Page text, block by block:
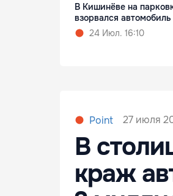
В Кишинёве на
взорвался автомобиль
24 Июл. 16:10
Point 27 июля
В
краж